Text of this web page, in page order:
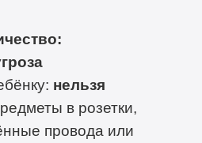
нельзя
в розетки,
провода или